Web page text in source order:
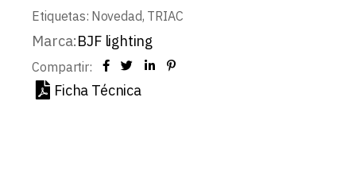
Etiquetas: Novedad, TRIAC
Marca:BJF lighting
Compartir:
Ficha Técnica